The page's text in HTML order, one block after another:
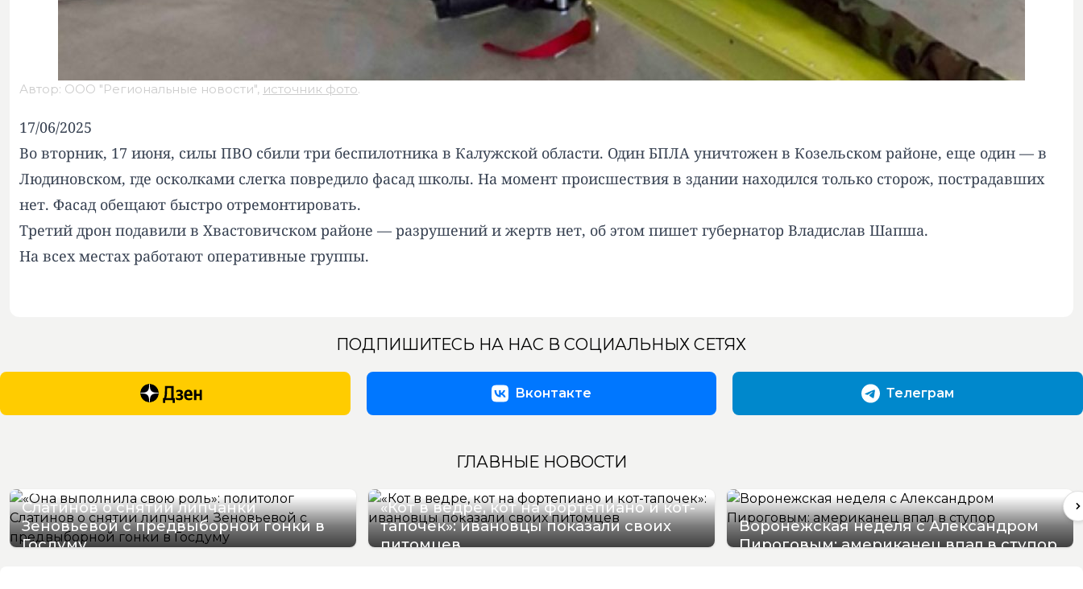
Автор: ООО "Региональные новости", источник фото.
17/06/2025
Во вторник, 17 июня, силы ПВО сбили три беспилотника в Калужской области. Один БПЛА уничтожен в Козельском районе, еще один — в
Людиновском, где осколками слегка повредило фасад школы. На момент происшествия в здании находился только сторож, пострадавших
нет. Фасад обещают быстро отремонтировать.
Третий дрон подавили в Хвастовичском районе — разрушений и жертв нет, об этом пишет губернатор Владислав Шапша.
На всех местах работают оперативные группы.
ПОДПИШИТЕСЬ НА НАС В СОЦИАЛЬНЫХ СЕТЯХ
Вконтакте Телеграм
ГЛАВНЫЕ НОВОСТИ
«Она выполнила свою роль»: политолог
Слатинов о снятии липчанки
Зеновьевой с предвыборной гонки в
Госдуму
«Кот в ведре, кот на фортепиано и кот-
тапочек»: ивановцы показали своих
питомцев
Воронежская неделя с Александром
Пироговым: американец впал в ступор